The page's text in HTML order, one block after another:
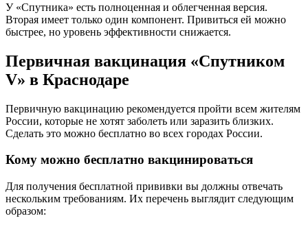
У «Спутника» есть полноценная и облегченная версия.
Вторая имеет только один компонент. Привиться ей можно
быстрее, но уровень эффективности снижается.
Первичная вакцинация «Спутником
V» в Краснодаре
Первичную вакцинацию рекомендуется пройти всем жителям
России, которые не хотят заболеть или заразить близких.
Сделать это можно бесплатно во всех городах России.
Кому можно бесплатно вакцинироваться
Для получения бесплатной прививки вы должны отвечать
нескольким требованиям. Их перечень выглядит следующим
образом: